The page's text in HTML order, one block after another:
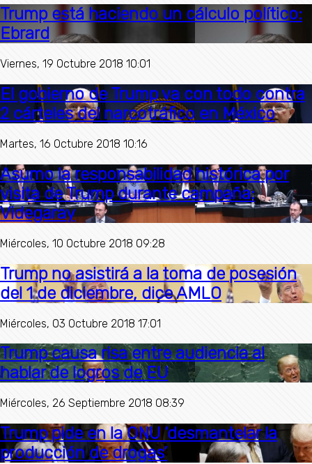
Trump está haciendo un cálculo político:
Ebrard
Viernes, 19 Octubre 2018 10:01
El gobierno de Trump va con todo contra
2 cárteles del narcotráfico en México
Martes, 16 Octubre 2018 10:16
Asumo la responsabilidad histórica por
visita de Trump durante campaña:
Videgaray
Miércoles, 10 Octubre 2018 09:28
Trump no asistirá a la toma de posesión
del 1 de diciembre, dice AMLO
Miércoles, 03 Octubre 2018 17:01
Trump causa risa entre audiencia al
hablar de logros de EU
Miércoles, 26 Septiembre 2018 08:39
Trump pide en la ONU ‘desmantelar la
producción de drogas’